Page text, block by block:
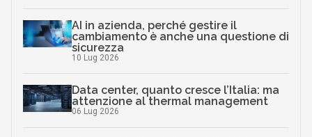
AI in azienda, perché gestire il
cambiamento è anche una questione di
sicurezza
10 Lug 2026
Data center, quanto cresce l’Italia: ma
attenzione al thermal management
06 Lug 2026